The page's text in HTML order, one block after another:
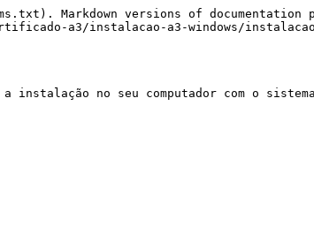
Markdown versions of documentation
a3/instalacao-a3-windows/
no seu computador com o